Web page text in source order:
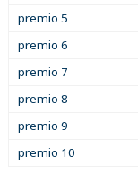
premio 5
premio 6
premio 7
premio 8
premio 9
premio 10